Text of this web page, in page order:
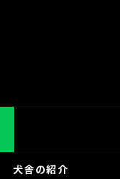
犬舎の紹介